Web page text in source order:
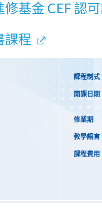
修基金 CEF 認
課程
課程制式
開課日期
修業期
教學語言
課程費用